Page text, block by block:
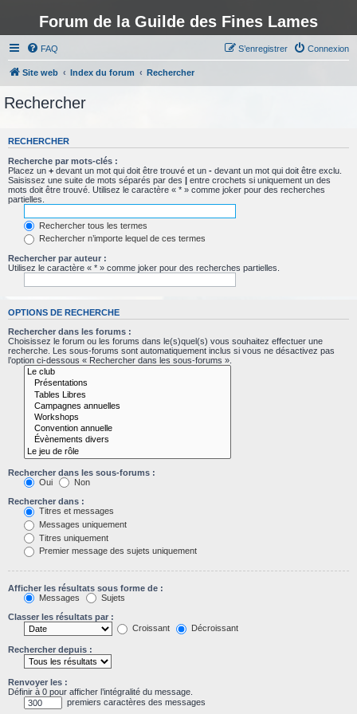
Forum de la Guilde des Fines Lames
FAQ Connexion
S’enregistrer
Site web Index du forum Rechercher
Rechercher
RECHERCHER
Recherche par mots-clés :
Placez un + devant un mot qui doit être trouvé et un - devant un mot qui doit être exclu.
Saisissez une suite de mots séparés par des | entre crochets si uniquement un des
mots doit être trouvé. Utilisez le caractère « * » comme joker pour des recherches
partielles.
Rechercher tous les termes
Rechercher n’importe lequel de ces termes
Rechercher par auteur :
Utilisez le caractère « * » comme joker pour des recherches partielles.
OPTIONS DE RECHERCHE
Rechercher dans les forums :
Choisissez le forum ou les forums dans le(s)quel(s) vous souhaitez effectuer une
recherche. Les sous-forums sont automatiquement inclus si vous ne désactivez pas
l’option ci-dessous « Rechercher dans les sous-forums ».
Rechercher dans les sous-forums :
Oui
Non
Rechercher dans :
Titres et messages
Messages uniquement
Titres uniquement
Premier message des sujets uniquement
Afficher les résultats sous forme de :
Messages
Sujets
Classer les résultats par :
Croissant
Décroissant
Rechercher depuis :
Renvoyer les :
Définir à 0 pour afficher l’intégralité du message.
premiers caractères des messages